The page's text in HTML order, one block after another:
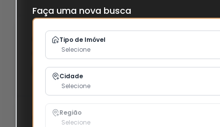
Faça uma nova busca
Tipo de Imóvel
Selecione
Cidade
Selecione
Região
Selecione
Casa à Venda - Parque Rural
Cândida em Campinas / SP
Cód: 208762 Favoritar